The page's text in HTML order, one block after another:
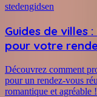
stedengidsen
Guides de villes
pour votre
Découvrez comment
pour un rendez-vous
romantique et agréable !